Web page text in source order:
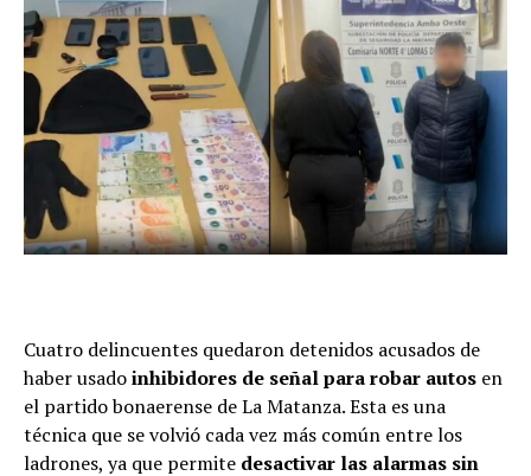
Cuatro delincuentes quedaron detenidos acusados de
haber usadoinhibidores de señal para robar autos en
el partido bonaerense de La Matanza. Esta es una
técnica que se volvió cada vez más común entre los
ladrones, ya que permite desactivar las alarmas sin